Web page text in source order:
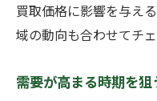
買取価格に影響を与え
域の動向も合わせてチ
需要が高まる時期を狙